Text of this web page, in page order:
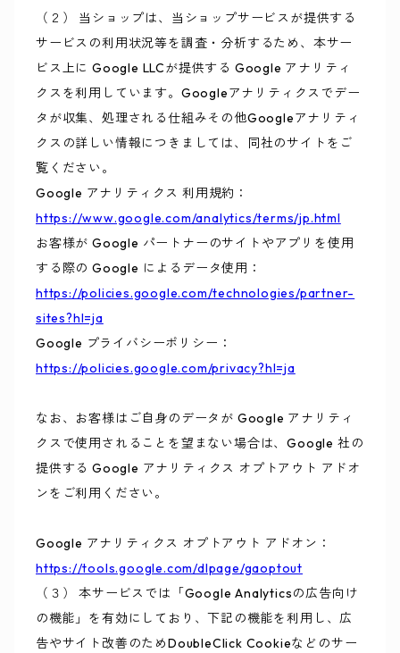
（２） 当ショップは、当ショップサービスが提供する
サービスの利用状況等を調査・分析するため、本サー
ビス上に Google LLCが提供する Google アナリティ
クスを利用しています。Googleアナリティクスでデー
タが収集、処理される仕組みその他Googleアナリティ
クスの詳しい情報につきましては、同社のサイトをご
覧ください。
Google アナリティクス 利用規約：
https://www.google.com/analytics/terms/jp.html
お客様が Google パートナーのサイトやアプリを使用
する際の Google によるデータ使用：
https://policies.google.com/technologies/partner-
sites?hl=ja
Google プライバシーポリシー：
https://policies.google.com/privacy?hl=ja
なお、お客様はご自身のデータが Google アナリティ
クスで使用されることを望まない場合は、Google 社の
提供する Google アナリティクス オプトアウト アドオ
ンをご利用ください。
Google アナリティクス オプトアウト アドオン：
https://tools.google.com/dlpage/gaoptout
（３） 本サービスでは「Google Analyticsの広告向け
の機能」を有効にしており、下記の機能を利用し、広
告やサイト改善のためDoubleClick Cookieなどのサー